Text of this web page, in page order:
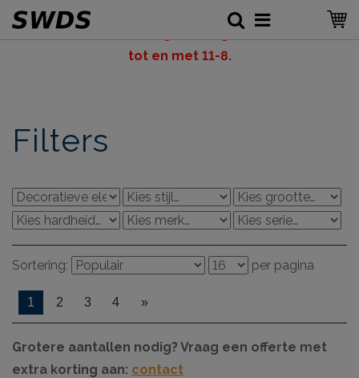
LET OP: v akantiesluiting SWDS, gesloten vanaf 6-8
tot en met 11-8.
Filters
Sortering: per pagina
1 2 3 4 »
Grotere aantallen nodig? Vraag een offerte met
extra korting aan: contact